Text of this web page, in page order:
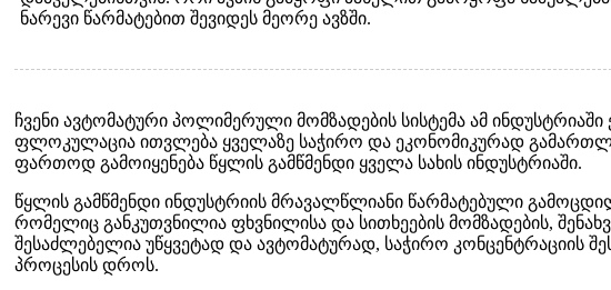
ნარევი წარმატებით შევიდეს მეორე ავზში.
ჩვენი ავტომატური პოლიმერული მომზადების სისტემა ამ
ფლოკულაცია ითვლება ყველაზე საჭირო და ეკონომიკურად
ფართოდ გამოიყენება წყლის გამწმენდი ყველა სახის ინდუსტრიაში.
წყლის გამწმენდი ინდუსტრიის მრავალწლიანი წარმატებული
რომელიც განკუთვნილია ფხვნილისა და სითხეების მომზადების,
შესაძლებელია უწყვეტად და ავტომატურად, საჭირო კონცენტრაციის
პროცესის დროს.